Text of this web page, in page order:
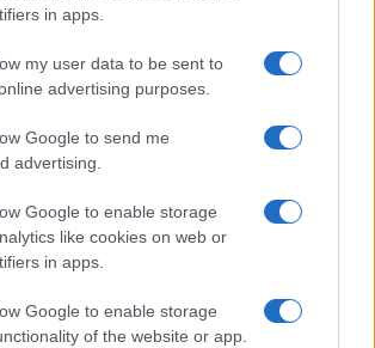
in apps.
my user data to be sent to
advertising purposes.
Google to send me
advertising.
Google to enable storage
like cookies on web or
in apps.
Google to enable storage
of the website or app.
2026